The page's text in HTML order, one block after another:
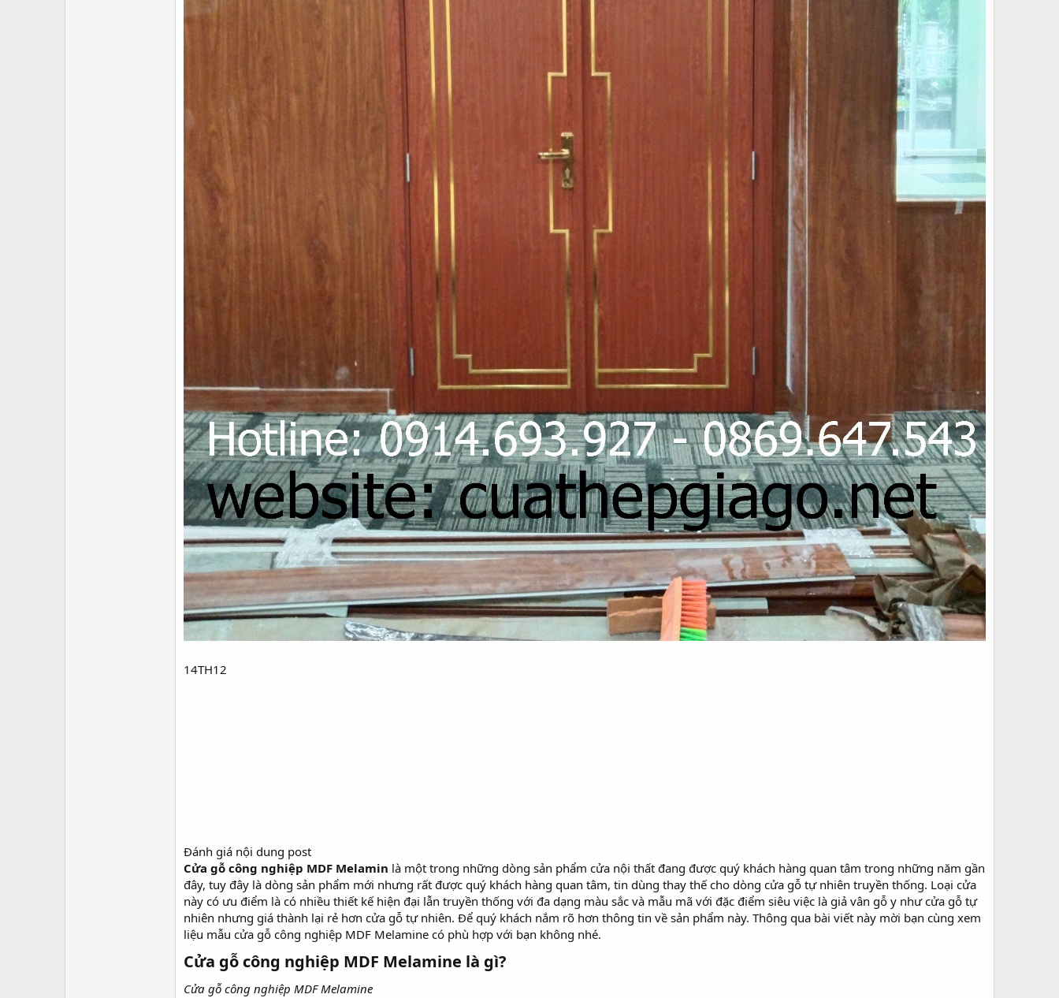
14TH12
Đánh giá nội dung post
Cửa gỗ công nghiệp MDF Melamin là một trong những dòng sản phẩm cửa nội thất đang được quý khách hàng quan tâm trong những năm gần
đây, tuy đây là dòng sản phẩm mới nhưng rất được quý khách hàng quan tâm, tin dùng thay thế cho dòng cửa gỗ tự nhiên truyền thống. Loại cửa
này có ưu điểm là có nhiều thiết kế hiện đại lẫn truyền thống với đa dạng màu sắc và mẫu mã với đặc điểm siêu việc là giả vân gỗ y như cửa gỗ tự
nhiên nhưng giá thành lại rẻ hơn cửa gỗ tự nhiên. Để quý khách nắm rõ hơn thông tin về sản phẩm này. Thông qua bài viết này mời bạn cùng xem
liệu mẫu cửa gỗ công nghiệp MDF Melamine có phù hợp với bạn không nhé.
Cửa gỗ công nghiệp MDF Melamine là gì?​
Cửa gỗ công nghiệp MDF Melamine